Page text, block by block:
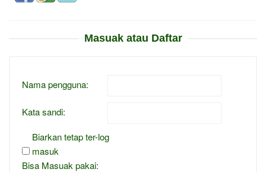
Masuak atau Daftar
Nama pengguna:
Kata sandi:
Biarkan tetap ter-log
masuk
Bisa Masuak pakai: